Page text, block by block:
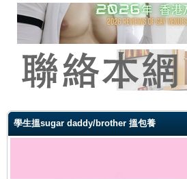
學生搵sugar daddy/brother 搵包養